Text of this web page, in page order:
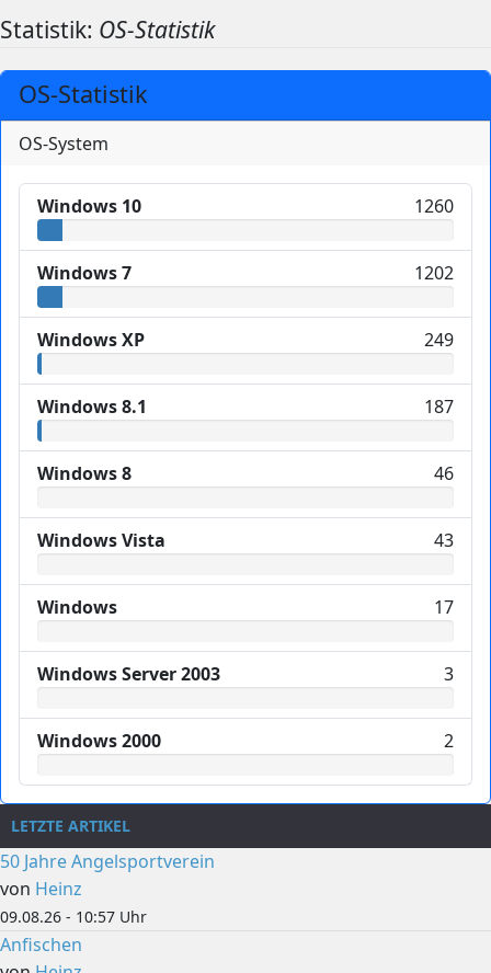
Statistik: OS-Statistik
OS-Statistik
OS-System
Windows 10 1260
Windows 7 1202
Windows XP 249
Windows 8.1 187
Windows 8 46
Windows Vista 43
Windows 17
Windows Server 2003 3
Windows 2000 2
LETZTE ARTIKEL
50 Jahre Angelsportverein
von Heinz
09.08.26 - 10:57 Uhr
Anfischen